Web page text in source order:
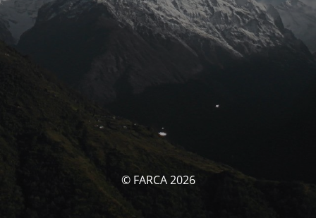
© FARCA 2026